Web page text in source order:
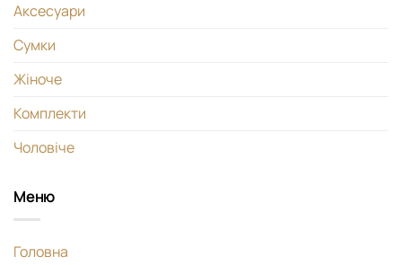
Аксесуари
Сумки
Жіноче
Комплекти
Чоловіче
Меню
Головна